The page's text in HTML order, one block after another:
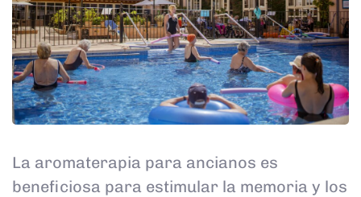
La aromaterapia para ancianos es
beneficiosa para estimular la memoria y los